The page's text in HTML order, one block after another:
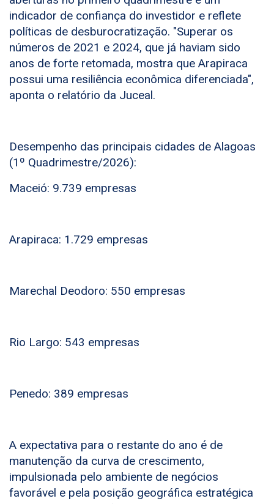
indicador de confiança do investidor e reflete
políticas de desburocratização. "Superar os
números de 2021 e 2024, que já haviam sido
anos de forte retomada, mostra que Arapiraca
possui uma resiliência econômica diferenciada",
aponta o relatório da Juceal.
Desempenho das principais cidades de Alagoas
(1º Quadrimestre/2026):
Maceió: 9.739 empresas
Arapiraca: 1.729 empresas
Marechal Deodoro: 550 empresas
Rio Largo: 543 empresas
Penedo: 389 empresas
A expectativa para o restante do ano é de
manutenção da curva de crescimento,
impulsionada pelo ambiente de negócios
favorável e pela posição geográfica estratégica